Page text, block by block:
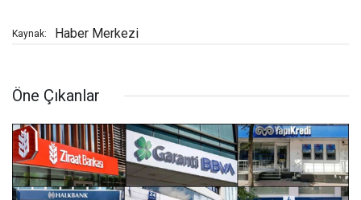
Kaynak: Haber Merkezi
Öne Çıkanlar